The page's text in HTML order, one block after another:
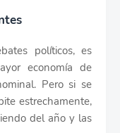
políticos, es
economía de
Pero si se
estrechamente,
del año y las